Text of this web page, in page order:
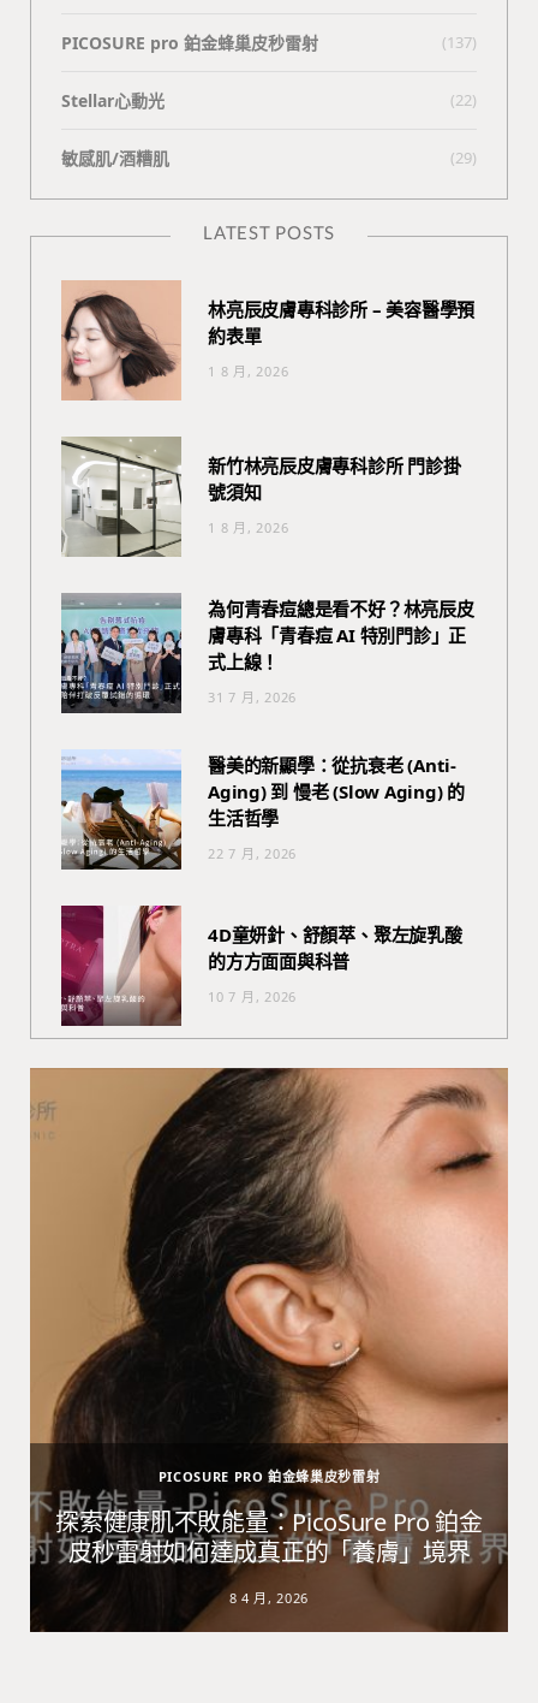
PICOSURE pro 鉑金蜂巢皮秒雷射 (137)
Stellar心動光 (22)
敏感肌/酒糟肌 (29)
LATEST POSTS
林亮辰皮膚專科診所 – 美容醫學預
約表單
1 8 月, 2026
新竹林亮辰皮膚專科診所 門診掛
號須知
1 8 月, 2026
為何青春痘總是看不好？林亮辰皮
膚專科「青春痘 AI 特別門診」正
式上線！
31 7 月, 2026
醫美的新顯學：從抗衰老 (Anti-
Aging) 到 慢老 (Slow Aging) 的
生活哲學
22 7 月, 2026
4D童妍針、舒顏萃、聚左旋乳酸
的方方面面與科普
10 7 月, 2026
PICOSURE PRO 鉑金蜂巢皮秒雷射
探索健康肌不敗能量：PicoSure Pro 鉑金
皮秒雷射如何達成真正的「養膚」境界
8 4 月, 2026